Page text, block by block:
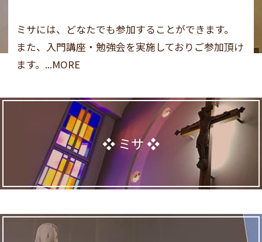
ミサには、どなたでも参加することができます。
また、入門講座・勉強会を実施しておりご参加頂け
ます。...MORE
ミサ